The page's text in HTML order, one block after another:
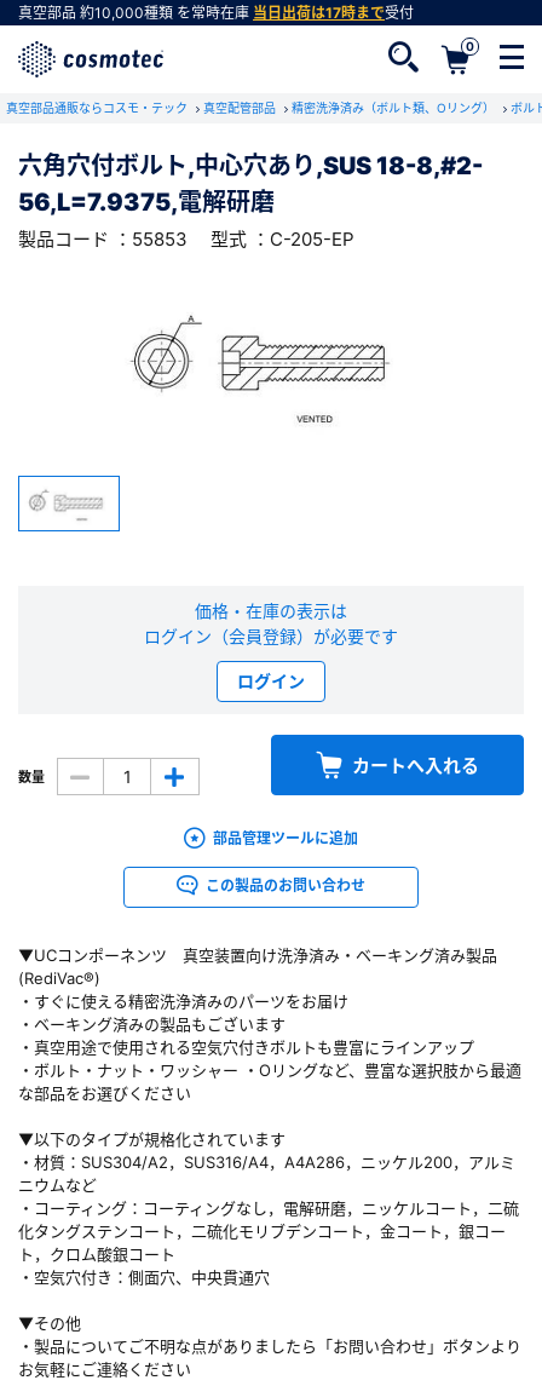
真空部品 約10,000種類 を常時在庫 当日出荷は17時まで受付
0
真空部品通販ならコスモ・テック 真空配管部品 精密洗浄済み（ボルト類、Oリング） ボル
六角穴付ボルト,中心穴あり,SUS 18-8,#2-
56,L=7.9375,電解研磨
製品コード ：55853 型式 ：C-205-EP
▼UCコンポーネンツ 真空装置向け洗浄済み・ベーキング済み製品
(RediVac®)
・すぐに使える精密洗浄済みのパーツをお届け
・ベーキング済みの製品もございます
・真空用途で使用される空気穴付きボルトも豊富にラインアップ
・ボルト・ナット・ワッシャー ・Oリングなど、豊富な選択肢から最適
な部品をお選びください
▼以下のタイプが規格化されています
・材質：SUS304/A2，SUS316/A4，A4A286，ニッケル200，アルミ
ニウムなど
・コーティング：コーティングなし，電解研磨，ニッケルコート，二硫
化タングステンコート，二硫化モリブデンコート，金コート，銀コー
ト，クロム酸銀コート
・空気穴付き：側面穴、中央貫通穴
▼その他
・製品についてご不明な点がありましたら「お問い合わせ」ボタンより
お気軽にご連絡ください
価格・在庫の表示は
ログイン（会員登録）が必要です
ログイン
数量 カートへ入れる
部品管理ツールに追加
この製品のお問い合わせ
RoHS2適合報告書のダウンロード
下記製品のRoHS2適合報告書のダウンロードをします。
六角穴付ボルト,中心穴あり,SUS 18-8,#2-
56,L=7.9375,電解研磨
型式 ：C-205-EP 製品コード ：55853
会社・学校・研究機関名
会員登録がお済みでない方
会員登録をすれば、便利な機能がご利用いただけ
※新規会員登録をお申し込み頂いてから本登録となるまで、数日間かかる場合
があります。また当社の判断によりお断りする場合があります。
会員の方はこちら
※メールアドレスを忘れた方は、お問い合わせページよりお問い合わせくださ